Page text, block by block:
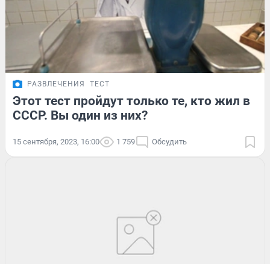
РАЗВЛЕЧЕНИЯ ТЕСТ
Этот тест пройдут только те, кто жил в
СССР. Вы один из них?
15 сентября, 2023, 16:00 1 759 Обсудить